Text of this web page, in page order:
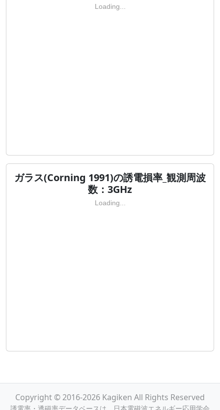
Loading...
ガラス(Corning 1991)の誘電損率_観測周波
数：3GHz
Loading...
Copyright © 2016-2026 Kagiken All Rights Reserved